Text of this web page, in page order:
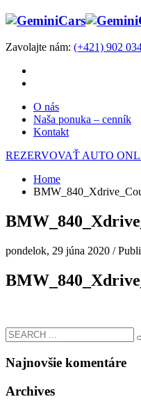
Zavolajte nám: (+421) 902
O nás
Naša ponuka – cenník
Kontakt
REZERVOVAŤ AUTO
Home
pondelok, 29 júna 2020 /
Najnovšie komentáre
Archives